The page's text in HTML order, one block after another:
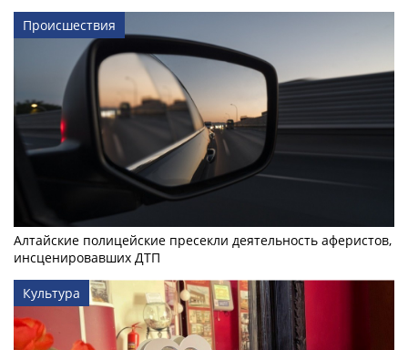
Происшествия
Алтайские полицейские пресекли деятельность аферистов,
инсценировавших ДТП
Культура